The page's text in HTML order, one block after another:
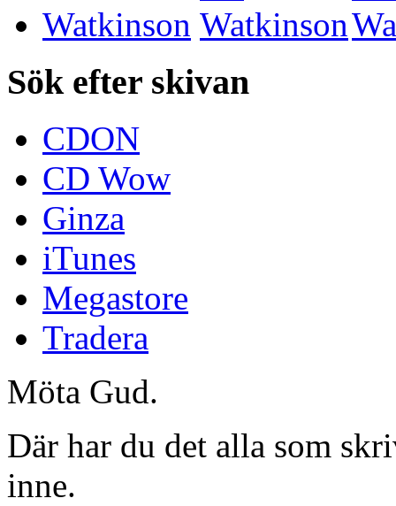
Watkinson
Sök efter skivan
CDON
CD Wow
Ginza
iTunes
Megastore
Tradera
Möta Gud.
Där har du det alla som
inne.